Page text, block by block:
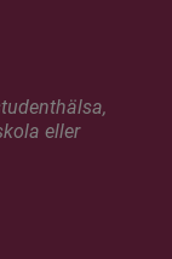
eller